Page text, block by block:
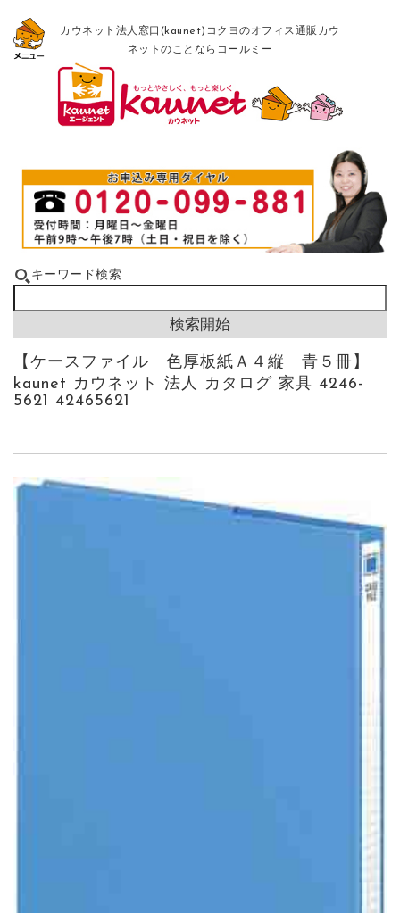
カウネット法人窓口(kaunet)コクヨのオフィス通販カウ
ネットのことならコールミー
キーワード検索
【ケースファイル 色厚板紙Ａ４縦 青５冊】
kaunet カウネット 法人 カタログ 家具 4246-
5621 42465621